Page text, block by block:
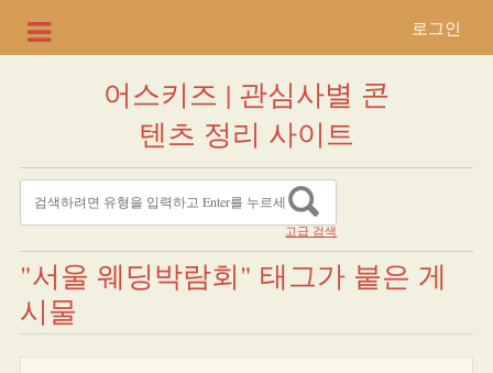
로그인
어스키즈 | 관심사별 콘
텐츠 정리 사이트
고급 검색
"서울 웨딩박람회" 태그가 붙은 게
시물